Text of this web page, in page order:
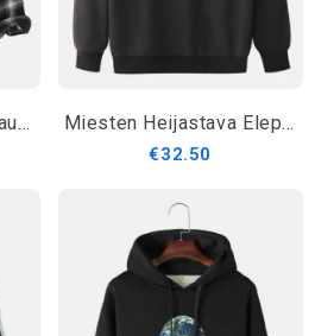
Miesten Ruudulliset Faux Twinset Ompeleet Rintataskupuserohupparit Miesten Heijastava Eleprintti Street Style Kiristysnyörillinen Rento Huppari
€32.50